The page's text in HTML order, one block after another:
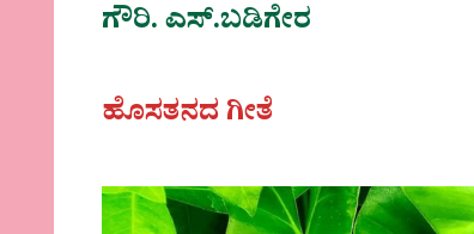
ಗೌರಿ. ಎಸ್.ಬಡಿಗೇರ
ಹೊಸತನದ ಗೀತೆ